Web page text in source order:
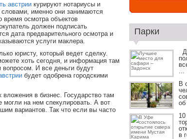
австрии курируют нотариусы и
именно они занимаются
осмотра объектов
должен подписать
дата предварительного осмотра и
услуги маклера.
юристу, который ведет сделку.
хоть сегодня, и информация там
вопросом. И все деньги будут
будет одобрена городскими
в бизнес. Государство там
могли на нем спекулировать. А вот
вариантов. Так что если вы часто
Парки
...
В
об
10
в